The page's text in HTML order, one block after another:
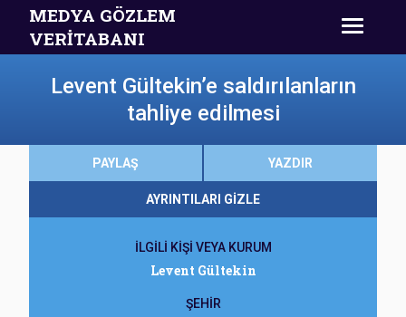
MEDYA GÖZLEM
VERİTABANI
Levent Gültekin’e saldırılanların
tahliye edilmesi
PAYLAŞ YAZDIR
AYRINTILARI GİZLE
İLGİLİ KİŞİ VEYA KURUM
Levent Gültekin
ŞEHİR